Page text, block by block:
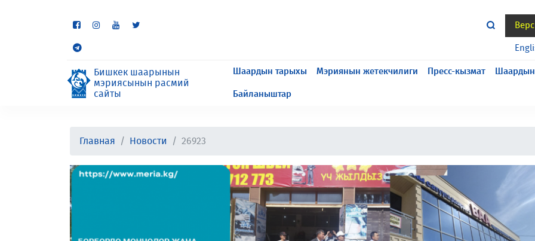
Бишкек шаарынын
мэриясынын расмий
сайты
Шаардын тарыхы Мэриянын жетекчилиги Пресс-кызмат
Байланыштар
Главная Новости 26923